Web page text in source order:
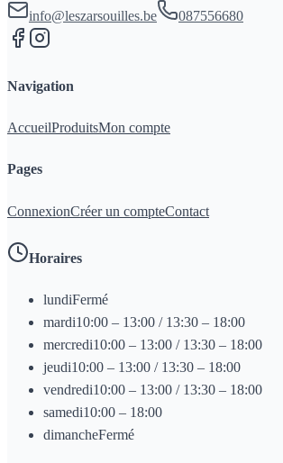
info@leszarsouilles.be 087556680
Navigation
AccueilProduitsMon compte
Pages
ConnexionCréer un compteContact
Horaires
lundiFermé
mardi10:00 – 13:00 / 13:30 – 18:00
mercredi10:00 – 13:00 / 13:30 – 18:00
jeudi10:00 – 13:00 / 13:30 – 18:00
vendredi10:00 – 13:00 / 13:30 – 18:00
samedi10:00 – 18:00
dimancheFermé